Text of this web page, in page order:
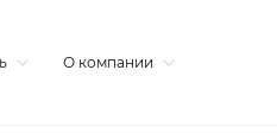
О компании